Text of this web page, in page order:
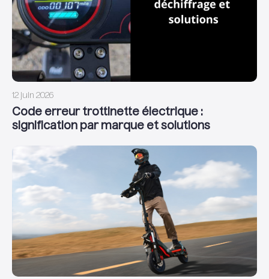
12 juin 2026
Code erreur trottinette électrique :
signification par marque et solutions